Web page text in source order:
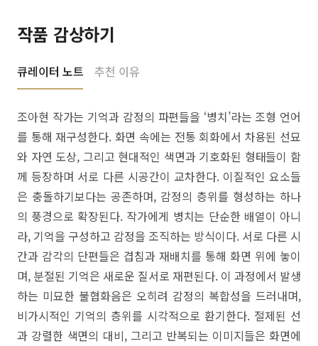
작품 감상하기
큐레이터 노트 추천 이유
조아현 작가는 기억과 감정의 파편들을 ‘병치’라는 조형 언어
를 통해 재구성한다. 화면 속에는 전통 회화에서 차용된 선묘
와 자연 도상, 그리고 현대적인 색면과 기호화된 형태들이 함
께 등장하며 서로 다른 시공간이 교차한다. 이질적인 요소들
은 충돌하기보다는 공존하며, 감정의 층위를 형성하는 하나
의 풍경으로 확장된다. 작가에게 병치는 단순한 배열이 아니
라, 기억을 구성하고 감정을 조직하는 방식이다. 서로 다른 시
간과 감각의 단편들은 겹침과 재배치를 통해 화면 위에 놓이
며, 분절된 기억은 새로운 질서로 재편된다. 이 과정에서 발생
하는 미묘한 불협화음은 오히려 감정의 복합성을 드러내며,
비가시적인 기억의 층위를 시각적으로 환기한다. 절제된 선
과 강렬한 색면의 대비, 그리고 반복되는 이미지들은 화면에